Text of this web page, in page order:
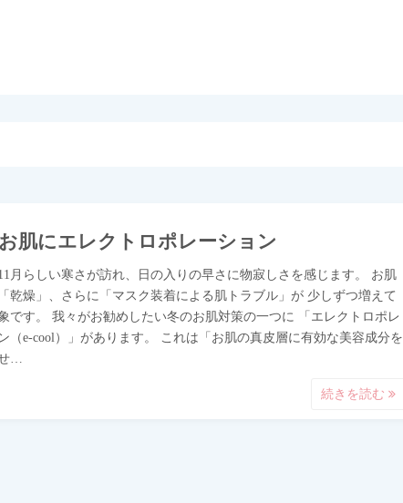
肌にエレクトロポレーション
月らしい寒さが訪れ、日の入りの早さに物寂しさを感じます。 お肌
乾燥」、さらに「マスク装着による肌トラブル」が 少しずつ増えて
です。 我々がお勧めしたい冬のお肌対策の一つに 「エレクトロポレ
（e-cool）」があります。 これは「お肌の真皮層に有効な美容成分を
…
続きを読む